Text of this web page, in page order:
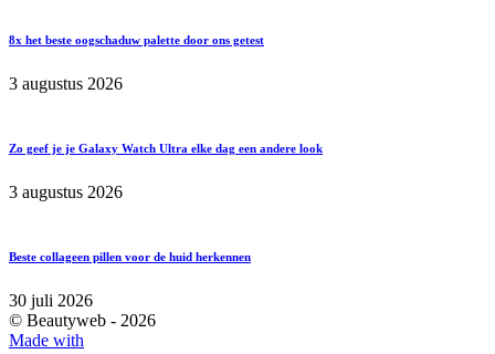
8x het beste oogschaduw palette door ons getest
3 augustus 2026
Zo geef je je Galaxy Watch Ultra elke dag een andere look
3 augustus 2026
Beste collageen pillen voor de huid herkennen
30 juli 2026
© Beautyweb - 2026
Made with